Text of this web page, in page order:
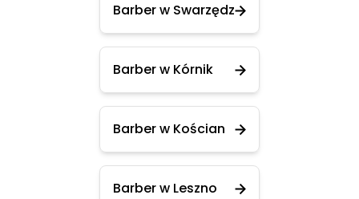
Barber w Swarzędz
Barber w Kórnik
Barber w Kościan
Barber w Leszno